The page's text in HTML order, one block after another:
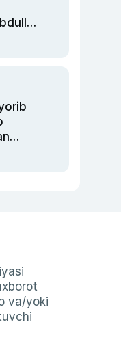
va/yoki